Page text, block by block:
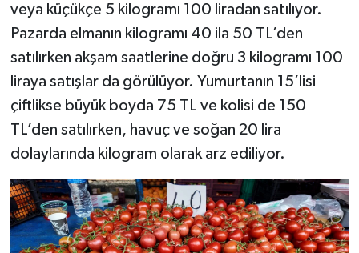
veya küçükçe 5 kilogramı 100 liradan satılıyor.
Pazarda elmanın kilogramı 40 ila 50 TL’den
satılırken akşam saatlerine doğru 3 kilogramı 100
liraya satışlar da görülüyor. Yumurtanın 15’lisi
çiftlikse büyük boyda 75 TL ve kolisi de 150
TL’den satılırken, havuç ve soğan 20 lira
dolaylarında kilogram olarak arz ediliyor.